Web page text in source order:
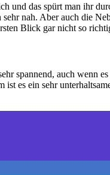
und das spürt man ihr
nah. Aber auch die
Blick gar nicht so
spannend, auch wenn
es ein sehr